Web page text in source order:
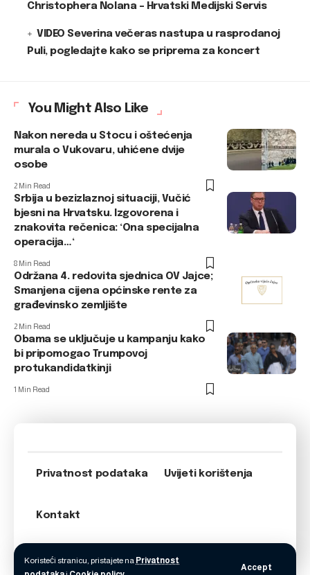
Koristeći stranicu, pristajete na Privatnost
Accept
Christophera Nolana – Hrvatski Medijski Servis
VIDEO Severina večeras nastupa u rasprodanoj
Puli, pogledajte kako se priprema za koncert
You Might Also Like
Nakon nereda u Stocu i oštećenja
murala o Vukovaru, uhićene dvije
osobe
2 Min Read
Srbija u bezizlaznoj situaciji, Vučić
bjesni na Hrvatsku. Izgovorena i
znakovita rečenica: ‘Ona specijalna
operacija…‘
8 Min Read
Održana 4. redovita sjednica OV Jajce;
Smanjena cijena općinske rente za
građevinsko zemljište
2 Min Read
Obama se uključuje u kampanju kako
bi pripomogao Trumpovoj
protukandidatkinji
1 Min Read
Privatnost podataka Uvijeti korištenja
Kontakt